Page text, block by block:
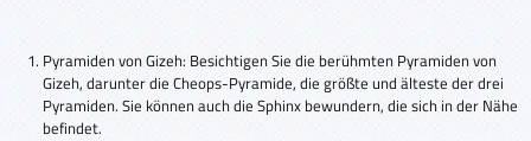
Pyramiden von Gizeh: Besichtigen Sie die berühmten Pyramiden von
Gizeh, darunter die Cheops-Pyramide, die größte und älteste der drei
Pyramiden. Sie können auch die Sphinx bewundern, die sich in der Nähe
befindet.